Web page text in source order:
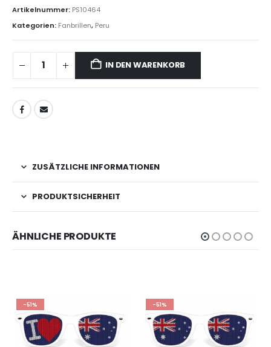
Artikelnummer: PS10464
Kategorien: Fanbrillen, Peru
IN DEN WARENKORB
ZUSÄTZLICHE INFORMATIONEN
PRODUKTSICHERHEIT
ÄHNLICHE PRODUKTE
-51% -51%